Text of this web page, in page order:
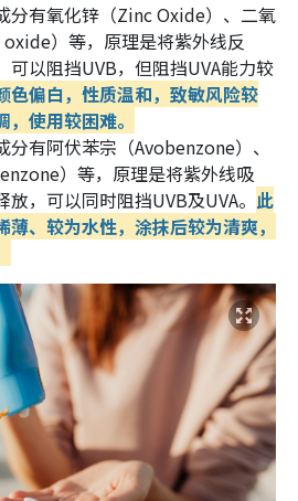
分有氧化锌（Zinc Oxide）、二氧
）等，原理是将紫外线反
可以阻挡UVB，但阻挡UVA能力较
色偏白，性质温和，致敏风险较
使用较困难。
分有阿伏苯宗（Avobenzone）、
）等，原理是将紫外线吸
，可以同时阻挡UVB及UVA。 此
、较为水性，涂抹后较为清爽，